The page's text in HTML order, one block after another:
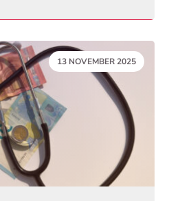
DATUM:
13 NOVEMBER 2025